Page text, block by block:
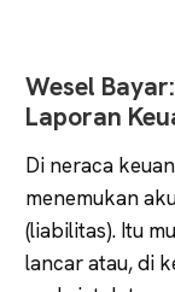
Wesel
Laporan
Di neraca
menemukan
(liabilitas). Itu
lancar atau, di